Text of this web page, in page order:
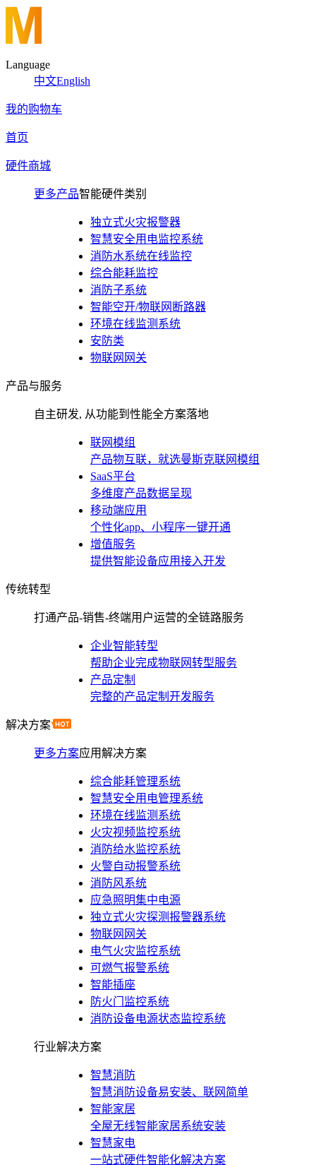
Language
中文English
我的购物车
首页
硬件商城
更多产品智能硬件类别
独立式火灾报警器
智慧安全用电监控系统
消防水系统在线监控
综合能耗监控
消防子系统
智能空开/物联网断路器
环境在线监测系统
安防类
物联网网关
产品与服务
自主研发, 从功能到性能全方案落地
联网模组
产品物互联，就选曼斯克联网模组
SaaS平台
多维度产品数据呈现
移动端应用
个性化app、小程序一键开通
增值服务
提供智能设备应用接入开发
传统转型
打通产品-销售-终端用户运营的全链路服务
企业智能转型
帮助企业完成物联网转型服务
产品定制
完整的产品定制开发服务
解决方案
更多方案应用解决方案
综合能耗管理系统
智慧安全用电管理系统
环境在线监测系统
火灾视频监控系统
消防给水监控系统
火警自动报警系统
消防风系统
应急照明集中电源
独立式火灾探测报警器系统
物联网网关
电气火灾监控系统
可燃气报警系统
智能插座
防火门监控系统
消防设备电源状态监控系统
行业解决方案
智慧消防
智慧消防设备易安装、联网简单
智能家居
全屋无线智能家居系统安装
智慧家电
一站式硬件智能化解决方案